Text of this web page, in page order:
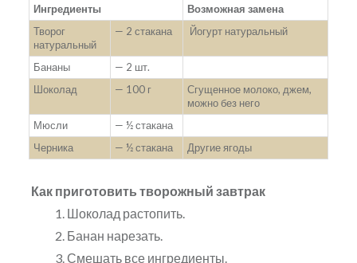
Ингредиенты
Возможная замена
Творог
натуральный
— 2 стакана Йогурт натуральный
Бананы
— 2 шт.
Шоколад
— 100 г
Сгущенное молоко, джем,
можно без него
Мюсли
— ½ стакана
Черника
— ½ стакана Другие ягоды
Как приготовить творожный завтрак
Шоколад растопить.
Банан нарезать.
Смешать все ингредиенты.